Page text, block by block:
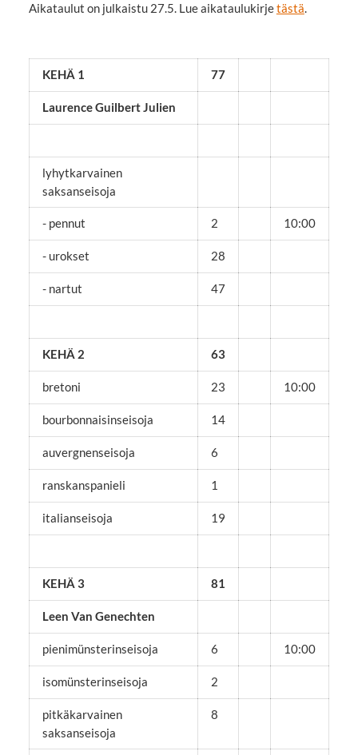
Aikataulut on julkaistu 27.5. Lue aikataulukirjetästä
KEHÄ 1 77
Laurence Guilbert Julien
lyhytkarvainen
saksanseisoja
- pennut 2 10:00
- urokset 28
- nartut 47
KEHÄ 2 63
bretoni 23 10:00
bourbonnaisinseisoja 14
auvergnenseisoja 6
ranskanspanieli 1
italianseisoja 19
KEHÄ 3 81
Leen Van Genechten
pienimünsterinseisoja 6 10:00
isomünsterinseisoja 2
pitkäkarvainen
saksanseisoja
8